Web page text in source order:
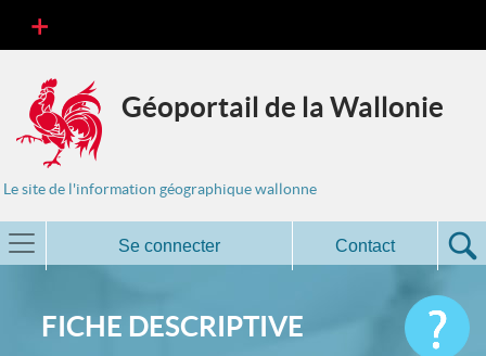
Géoportail de la Wallonie
Le site de l'information géographique wallonne
Se connecter Contact
FICHE DESCRIPTIVE